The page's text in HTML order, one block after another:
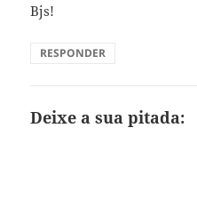
Bjs!
RESPONDER
Deixe a sua pitada: